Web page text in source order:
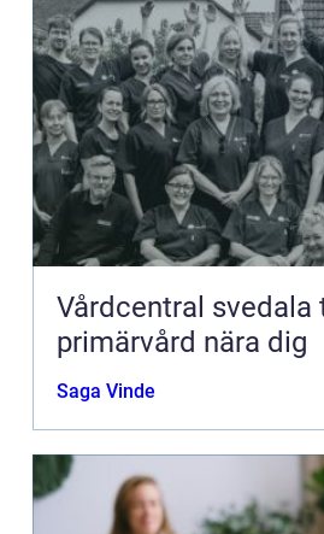
Vårdcentral svedala trygg
primärvård nära dig
Saga Vinde